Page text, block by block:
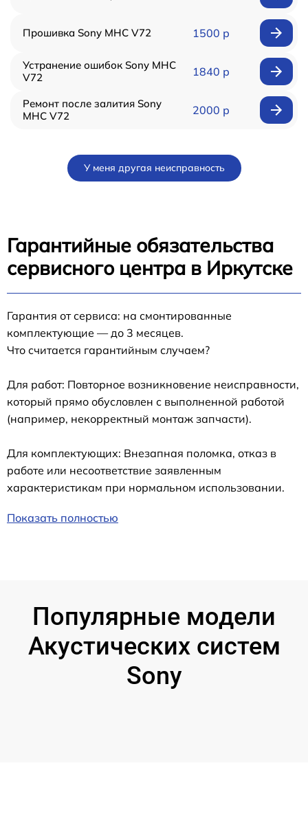
Прошивка Sony MHC V72 1500 р
Устранение ошибок Sony MHC
V72
1840 р
Ремонт после залития Sony
MHC V72
2000 р
У меня другая неисправность
Гарантийные обязательства
сервисного центра в Иркутске
Гарантия от сервиса: на смонтированные
комплектующие — до 3 месяцев.
Что считается гарантийным случаем?
Для работ: Повторное возникновение неисправности,
который прямо обусловлен с выполненной работой
(например, некорректный монтаж запчасти).
Для комплектующих: Внезапная поломка, отказ в
работе или несоответствие заявленным
характеристикам при нормальном использовании.
Показать полностью
Популярные модели
Акустических систем
Sony